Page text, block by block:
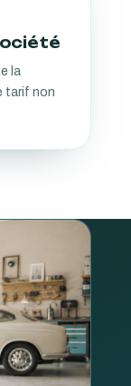
la
tarif non